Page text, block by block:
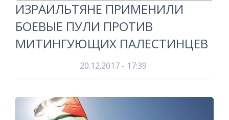
ИЗРАИЛЬТЯНЕ ПРИМЕНИЛИ
БОЕВЫЕ ПУЛИ ПРОТИВ
МИТИНГУЮЩИХ ПАЛЕСТИНЦЕВ
20.12.2017 - 17:39